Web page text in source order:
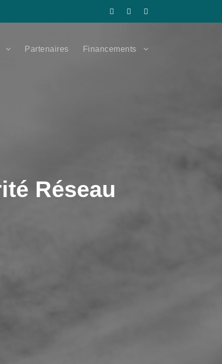
Partenaires Financements
Réseau